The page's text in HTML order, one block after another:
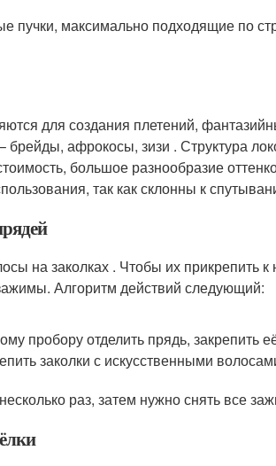
пучки, максимально подходящие по
для создания плетений,
брейды, афрокосы, зизи . Структура
большое разнообразие
так как склонны к
на заколках . Чтобы их прикрепить к
Алгоритм действий следующий:
пробору отделить прядь, закрепить
заколки с искусственными
раз, затем нужно снять все